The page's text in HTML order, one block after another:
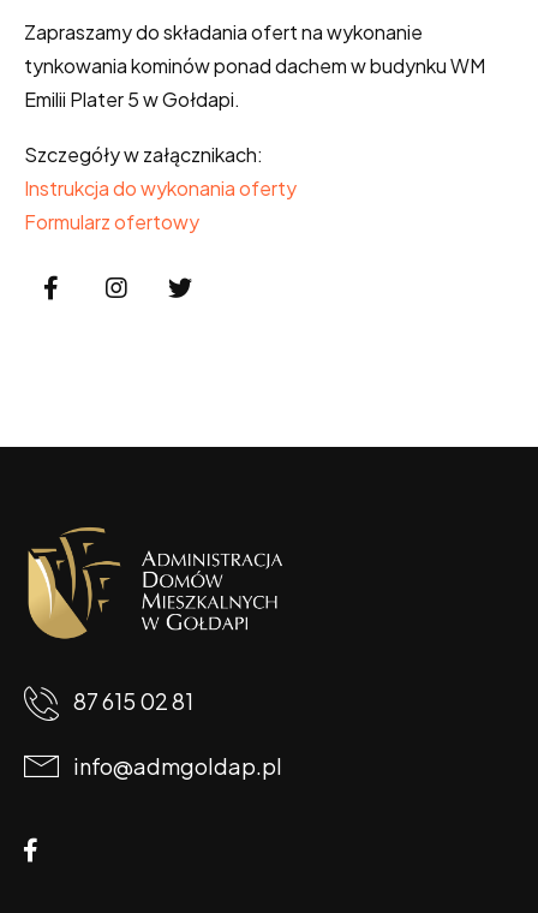
Zapraszamy do składania ofert na wykonanie
tynkowania kominów ponad dachem w budynku WM
Emilii Plater 5 w Gołdapi.
Szczegóły w załącznikach:
Instrukcja do wykonania oferty
Formularz ofertowy
87 615 02 81
info@admgoldap.pl